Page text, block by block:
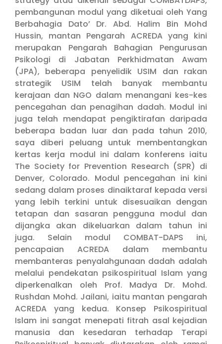
pembangunan modul yang diketuai oleh Yang
Berbahagia Dato’ Dr. Abd. Halim Bin Mohd
Hussin, mantan Pengarah ACREDA yang kini
merupakan Pengarah Bahagian Pengurusan
Psikologi di Jabatan Perkhidmatan Awam
(JPA), beberapa penyelidik USIM dan rakan
strategik USIM telah banyak membantu
kerajaan dan NGO dalam menangani kes-kes
pencegahan dan penagihan dadah. Modul ini
juga telah mendapat pengiktirafan daripada
beberapa badan luar dan pada tahun 2010,
saya diberi peluang untuk membentangkan
kertas kerja modul ini dalam konferens iaitu
The Society for Prevention Research (SPR) di
Denver, Colorado. Modul pencegahan ini kini
sedang dalam proses dinaiktaraf kepada versi
yang lebih terkini untuk disesuaikan dengan
tetapan dan sasaran pengguna modul dan
dijangka akan dikeluarkan dalam tahun ini
juga. Selain modul COMBAT-DAPS ini,
pencapaian ACREDA dalam membantu
membanteras penyalahgunaan dadah adalah
melalui pendekatan psikospiritual Islam yang
diperkenalkan oleh Prof. Madya Dr. Mohd.
Rushdan Mohd. Jailani, iaitu mantan pengarah
ACREDA yang kedua. Konsep Psikospiritual
Islam ini sangat menepati fitrah asal kejadian
manusia dan kesedaran terhadap Terapi